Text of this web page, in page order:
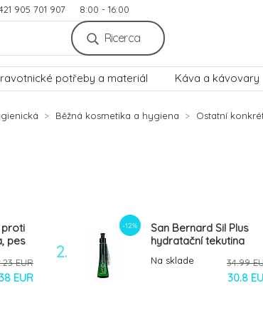
905 701 907 8:00 - 16:00
Ricerca
potřeby a materiál Káva a kávovary
Běžná kosmetika a hygiena Ostatní
proti
pes
EUR
EUR
2.
-12%
San Bernard Sil Plus
hydratační tekutina
100ml
Na sklade 34.99
30.8